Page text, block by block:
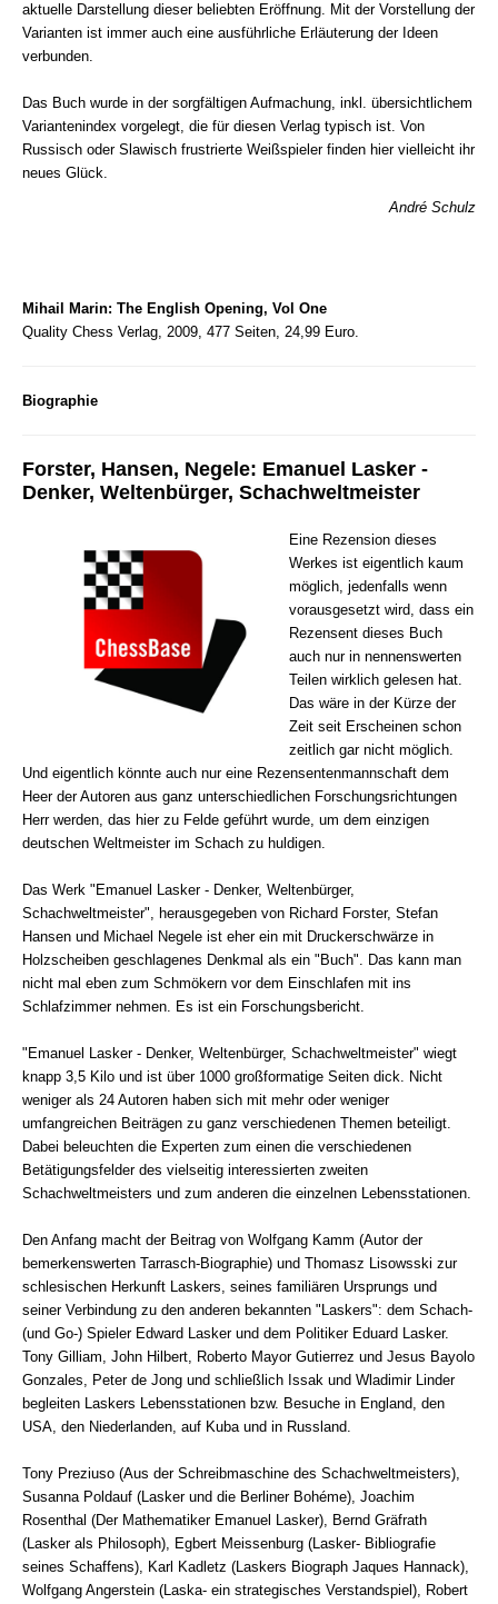
aktuelle Darstellung dieser beliebten Eröffnung. Mit der Vorstellung der
Varianten ist immer auch eine ausführliche Erläuterung der Ideen
verbunden.
Das Buch wurde in der sorgfältigen Aufmachung, inkl. übersichtlichem
Variantenindex vorgelegt, die für diesen Verlag typisch ist. Von
Russisch oder Slawisch frustrierte Weißspieler finden hier vielleicht ihr
neues Glück.
André Schulz
Mihail Marin: The English Opening, Vol One
Quality Chess Verlag, 2009, 477 Seiten, 24,99 Euro.
Biographie
Forster, Hansen, Negele: Emanuel Lasker -
Denker, Weltenbürger, Schachweltmeister
Eine Rezension dieses
Werkes ist eigentlich kaum
möglich, jedenfalls wenn
vorausgesetzt wird, dass ein
Rezensent dieses Buch
auch nur in nennenswerten
Teilen wirklich gelesen hat.
Das wäre in der Kürze der
Zeit seit Erscheinen schon
zeitlich gar nicht möglich.
Und eigentlich könnte auch nur eine Rezensentenmannschaft dem
Heer der Autoren aus ganz unterschiedlichen Forschungsrichtungen
Herr werden, das hier zu Felde geführt wurde, um dem einzigen
deutschen Weltmeister im Schach zu huldigen.
Das Werk "Emanuel Lasker - Denker, Weltenbürger,
Schachweltmeister", herausgegeben von Richard Forster, Stefan
Hansen und Michael Negele ist eher ein mit Druckerschwärze in
Holzscheiben geschlagenes Denkmal als ein "Buch". Das kann man
nicht mal eben zum Schmökern vor dem Einschlafen mit ins
Schlafzimmer nehmen. Es ist ein Forschungsbericht.
"Emanuel Lasker - Denker, Weltenbürger, Schachweltmeister" wiegt
knapp 3,5 Kilo und ist über 1000 großformatige Seiten dick. Nicht
weniger als 24 Autoren haben sich mit mehr oder weniger
umfangreichen Beiträgen zu ganz verschiedenen Themen beteiligt.
Dabei beleuchten die Experten zum einen die verschiedenen
Betätigungsfelder des vielseitig interessierten zweiten
Schachweltmeisters und zum anderen die einzelnen Lebensstationen.
Den Anfang macht der Beitrag von Wolfgang Kamm (Autor der
bemerkenswerten Tarrasch-Biographie) und Thomasz Lisowsski zur
schlesischen Herkunft Laskers, seines familiären Ursprungs und
seiner Verbindung zu den anderen bekannten "Laskers": dem Schach-
(und Go-) Spieler Edward Lasker und dem Politiker Eduard Lasker.
Tony Gilliam, John Hilbert, Roberto Mayor Gutierrez und Jesus Bayolo
Gonzales, Peter de Jong und schließlich Issak und Wladimir Linder
begleiten Laskers Lebensstationen bzw. Besuche in England, den
USA, den Niederlanden, auf Kuba und in Russland.
Tony Preziuso (Aus der Schreibmaschine des Schachweltmeisters),
Susanna Poldauf (Lasker und die Berliner Bohéme), Joachim
Rosenthal (Der Mathematiker Emanuel Lasker), Bernd Gräfrath
(Lasker als Philosoph), Egbert Meissenburg (Lasker- Bibliografie
seines Schaffens), Karl Kadletz (Laskers Biograph Jaques Hannack),
Wolfgang Angerstein (Laska- ein strategisches Verstandspiel), Robert